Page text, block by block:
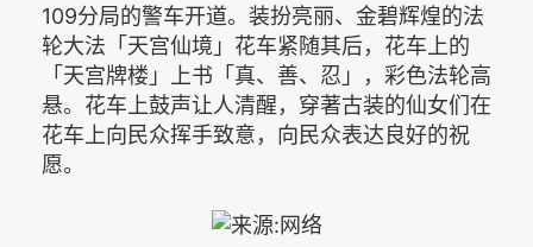
109分局的警车开道。装扮亮丽、金碧辉煌的法
轮大法「天宫仙境」花车紧随其后，花车上的
「天宫牌楼」上书「真、善、忍」，彩色法轮高
悬。花车上鼓声让人清醒，穿著古装的仙女们在
花车上向民众挥手致意，向民众表达良好的祝
愿。